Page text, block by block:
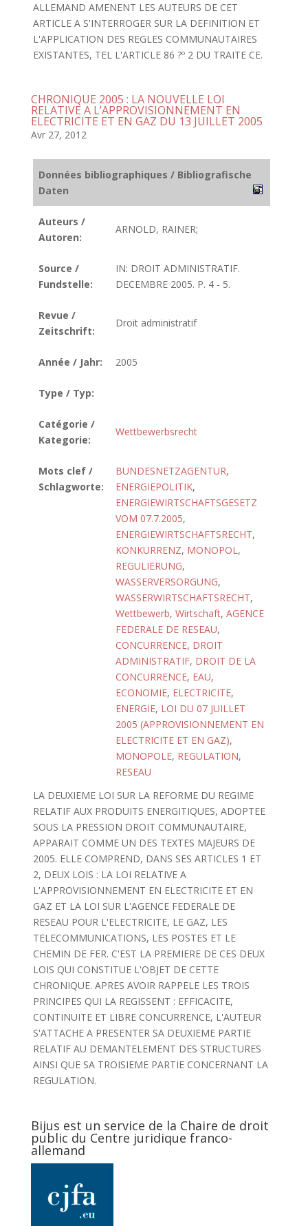
ALLEMAND AMENENT LES AUTEURS DE CET
ARTICLE A S'INTERROGER SUR LA DEFINITION ET
L'APPLICATION DES REGLES COMMUNAUTAIRES
EXISTANTES, TEL L'ARTICLE 86 ?º 2 DU TRAITE CE.
CHRONIQUE 2005 : LA NOUVELLE LOI
RELATIVE A L’APPROVISIONNEMENT EN
ELECTRICITE ET EN GAZ DU 13 JUILLET 2005
Avr 27, 2012
Données bibliographiques / Bibliografische
Daten
Auteurs /
Autoren:
ARNOLD, RAINER;
Source /
Fundstelle:
IN: DROIT ADMINISTRATIF.
DECEMBRE 2005. P. 4 - 5.
Revue /
Zeitschrift:
Droit administratif
Année / Jahr: 2005
Type / Typ:
Catégorie /
Kategorie:
Wettbewerbsrecht
Mots clef /
Schlagworte:
BUNDESNETZAGENTUR,
ENERGIEPOLITIK,
ENERGIEWIRTSCHAFTSGESETZ
VOM 07.7.2005,
ENERGIEWIRTSCHAFTSRECHT,
KONKURRENZ, MONOPOL,
REGULIERUNG,
WASSERVERSORGUNG,
WASSERWIRTSCHAFTSRECHT,
Wettbewerb, Wirtschaft, AGENCE
FEDERALE DE RESEAU,
CONCURRENCE, DROIT
ADMINISTRATIF, DROIT DE LA
CONCURRENCE, EAU,
ECONOMIE, ELECTRICITE,
ENERGIE, LOI DU 07 JUILLET
2005 (APPROVISIONNEMENT EN
ELECTRICITE ET EN GAZ),
MONOPOLE, REGULATION,
RESEAU
LA DEUXIEME LOI SUR LA REFORME DU REGIME
RELATIF AUX PRODUITS ENERGITIQUES, ADOPTEE
SOUS LA PRESSION DROIT COMMUNAUTAIRE,
APPARAIT COMME UN DES TEXTES MAJEURS DE
2005. ELLE COMPREND, DANS SES ARTICLES 1 ET
2, DEUX LOIS : LA LOI RELATIVE A
L'APPROVISIONNEMENT EN ELECTRICITE ET EN
GAZ ET LA LOI SUR L'AGENCE FEDERALE DE
RESEAU POUR L'ELECTRICITE, LE GAZ, LES
TELECOMMUNICATIONS, LES POSTES ET LE
CHEMIN DE FER. C'EST LA PREMIERE DE CES DEUX
LOIS QUI CONSTITUE L'OBJET DE CETTE
CHRONIQUE. APRES AVOIR RAPPELE LES TROIS
PRINCIPES QUI LA REGISSENT : EFFICACITE,
CONTINUITE ET LIBRE CONCURRENCE, L'AUTEUR
S'ATTACHE A PRESENTER SA DEUXIEME PARTIE
RELATIF AU DEMANTELEMENT DES STRUCTURES
AINSI QUE SA TROISIEME PARTIE CONCERNANT LA
REGULATION.
Bijus est un service de la Chaire de droit
public du Centre juridique franco-
allemand